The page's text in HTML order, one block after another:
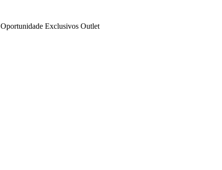
Oportunidade Exclusivos Outlet